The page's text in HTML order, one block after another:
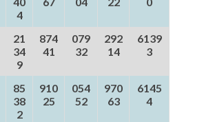
4
21
34
9
874
41
079
32
292
14
6139
3
85
38
2
910
25
054
52
970
63
6145
4